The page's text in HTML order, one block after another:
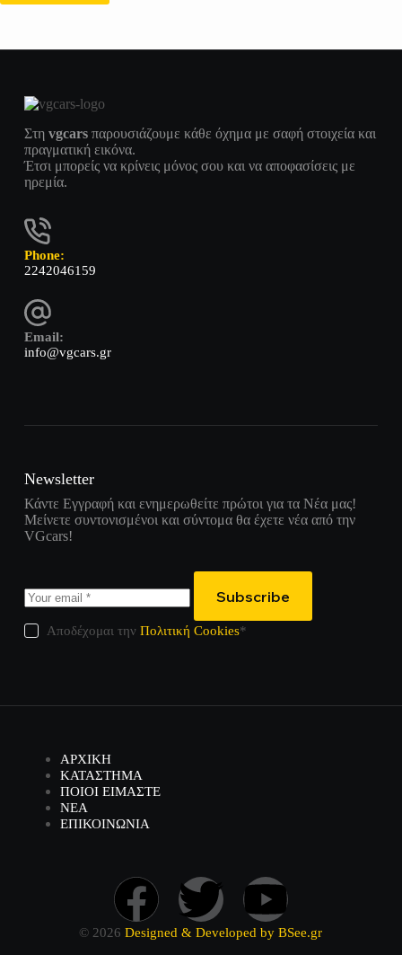
Στη vgcars παρουσιάζουμε κάθε όχημα με σαφή στοιχεία και
πραγματική εικόνα.
Έτσι μπορείς να κρίνεις μόνος σου και να αποφασίσεις με
ηρεμία.
Phone:
2242046159
Email:
info@vgcars.gr
Newsletter
Κάντε Εγγραφή και ενημερωθείτε πρώτοι για τα Νέα μας!
Μείνετε συντονισμένοι και σύντομα θα έχετε νέα από την
VGcars!
Subscribe
Αποδέχομαι τηνΠολιτική Cookies*
ΑΡΧΙΚΗ
ΚΑΤΑΣΤΗΜΑ
ΠΟΙΟΙ ΕΙΜΑΣΤΕ
ΝΕΑ
ΕΠΙΚΟΙΝΩΝΙΑ
© 2026Designed & Developed by BSee.gr